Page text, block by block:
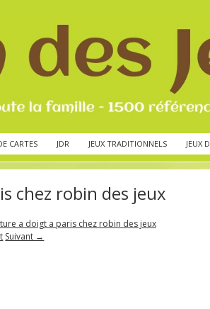
CARTES JDR JEUX TRADITIONNELS JEUX
chez robin des jeux
a doigt a paris chez robin des jeux
Suivant →